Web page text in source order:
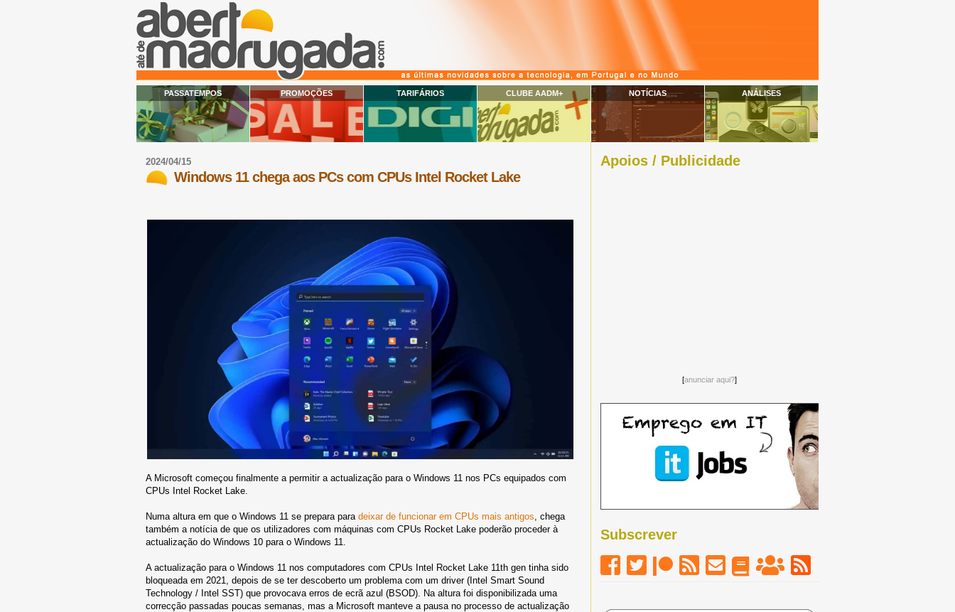
PASSATEMPOS PROMOÇÕES TARIFÁRIOS CLUBE AADM+ NOTÍCIAS ANÁLISES
2024/04/15
Windows 11 chega aos PCs com CPUs Intel Rocket Lake
A Microsoft começou finalmente a permitir a actualização para o Windows 11 nos PCs equipados com
CPUs Intel Rocket Lake.
Numa altura em que o Windows 11 se prepara para deixar de funcionar em CPUs mais antigos, chega
também a notícia de que os utilizadores com máquinas com CPUs Rocket Lake poderão proceder à
actualização do Windows 10 para o Windows 11.
A actualização para o Windows 11 nos computadores com CPUs Intel Rocket Lake 11th gen tinha sido
bloqueada em 2021, depois de se ter descoberto um problema com um driver (Intel Smart Sound
Technology / Intel SST) que provocava erros de ecrã azul (BSOD). Na altura foi disponibilizada uma
correcção passadas poucas semanas, mas a Microsoft manteve a pausa no processo de actualização
Apoios / Publicidade
[anunciar aqui?]
Subscrever